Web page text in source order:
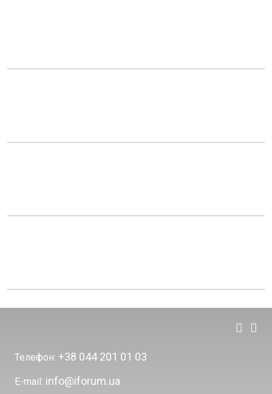
Телефон: +38 044 201 01 03
E-mail: info@iforum.ua